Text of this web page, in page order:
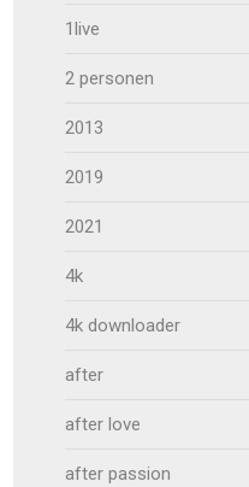
1live
2 personen
2013
2019
2021
4k
4k downloader
after
after love
after passion